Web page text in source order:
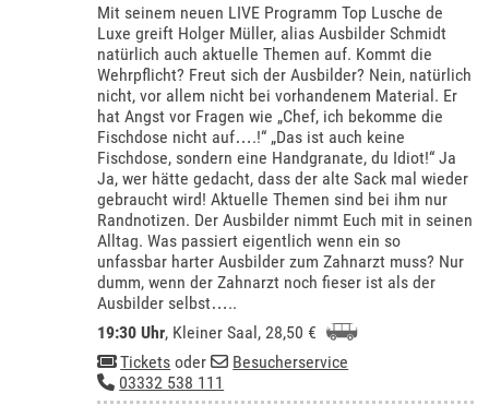
Mit seinem neuen LIVE Programm Top Lusche de
Luxe greift Holger Müller, alias Ausbilder Schmidt
natürlich auch aktuelle Themen auf. Kommt die
Wehrpflicht? Freut sich der Ausbilder? Nein, natürlich
nicht, vor allem nicht bei vorhandenem Material. Er
hat Angst vor Fragen wie „Chef, ich bekomme die
Fischdose nicht auf….!“ „Das ist auch keine
Fischdose, sondern eine Handgranate, du Idiot!“ Ja
Ja, wer hätte gedacht, dass der alte Sack mal wieder
gebraucht wird! Aktuelle Themen sind bei ihm nur
Randnotizen. Der Ausbilder nimmt Euch mit in seinen
Alltag. Was passiert eigentlich wenn ein so
unfassbar harter Ausbilder zum Zahnarzt muss? Nur
dumm, wenn der Zahnarzt noch fieser ist als der
Ausbilder selbst…..
19:30 Uhr, Kleiner Saal, 28,50 €
Tickets oder
Besucherservice
03332 538 111